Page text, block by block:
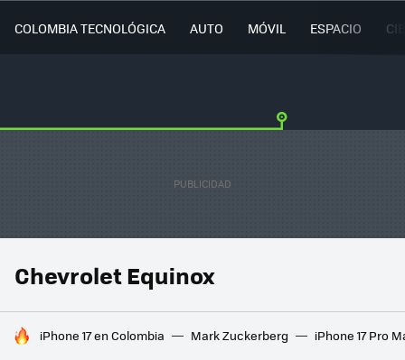
COLOMBIA TECNOLÓGICA AUTO MÓVIL ESPACIO
Chevrolet Equinox
HOY SE HABLA DE
iPhone 17 en Colombia Mark Zuckerberg iPhone 17 Pro